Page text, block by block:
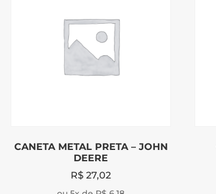
CANETA METAL PRETA – JOHN
DEERE
R$ 27,02